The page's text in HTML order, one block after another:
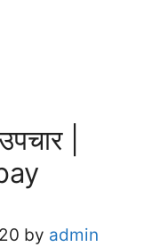
|
by admin